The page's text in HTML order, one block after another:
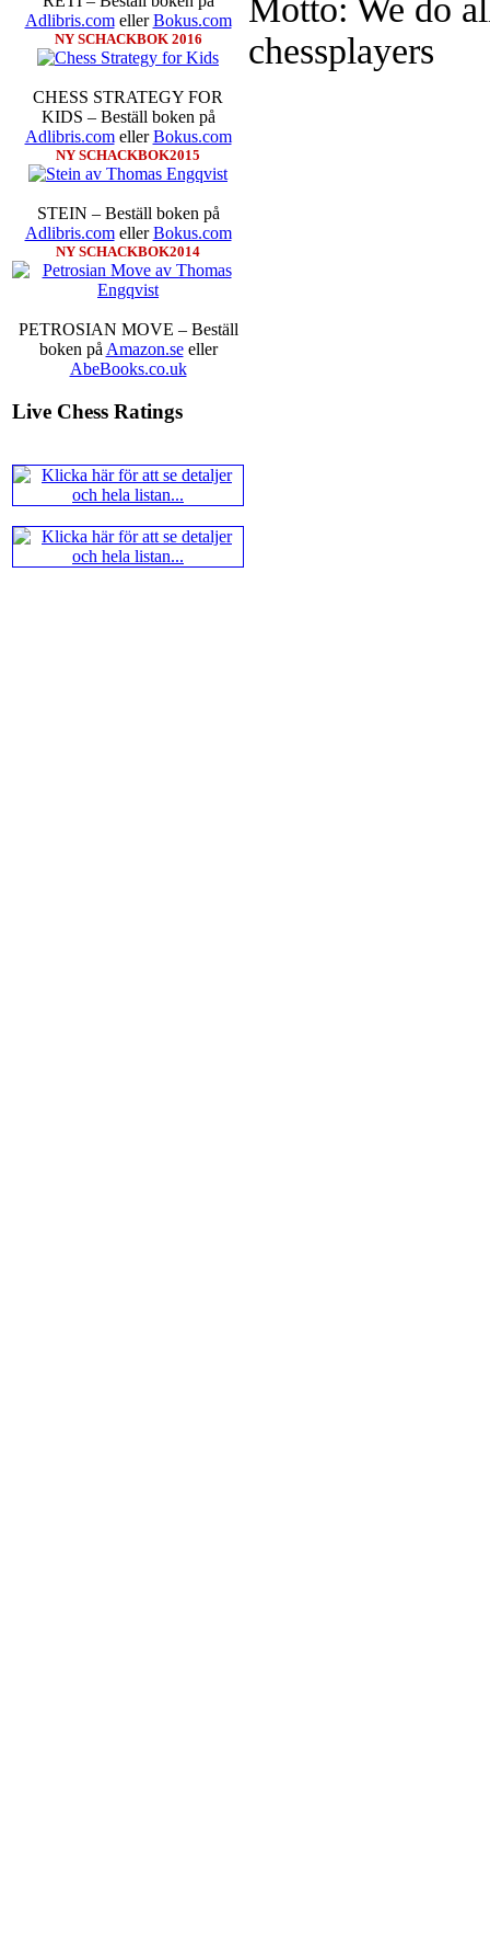
Adlibris.comellerBokus.com
NY SCHACKBOK 2016
CHESS STRATEGY FOR
KIDS – Beställ boken på
Adlibris.comellerBokus.com
NY SCHACKBOK2015
STEIN – Beställ boken på
Adlibris.comellerBokus.com
NY SCHACKBOK2014
PETROSIAN MOVE – Beställ
boken på Amazon.seeller
AbeBooks.co.uk
Live Chess Ratings
Idag börjar
Lottningen i första ronden:
Smith, IM Linus
Motto: We do
chessplayers